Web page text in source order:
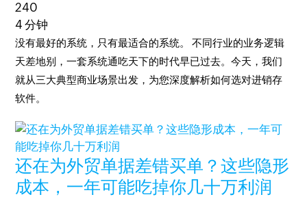
240
4 分钟
没有最好的系统，只有最适合的系统。 不同行业的业务逻辑
天差地别，一套系统通吃天下的时代早已过去。今天，我们
就从三大典型商业场景出发，为您深度解析如何选对进销存
软件。
还在为外贸单据差错买单？这些隐形
成本，一年可能吃掉你几十万利润